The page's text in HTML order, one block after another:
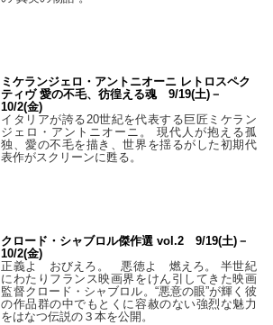
ミケランジェロ・アントニオーニ レトロスペク
ティヴ 愛の不毛、彷徨える魂 9/19(土)－
10/2(金)
イタリアが誇る20世紀を代表する巨匠ミケラン
ジェロ・アントニオーニ。 現代人が抱える孤
独、愛の不毛を描き、世界を揺るがした初期代
表作がスクリーンに甦る。
クロード・シャブロル傑作選 vol.2 9/19(土)－
10/2(金)
正義よ おびえろ。 悪徳よ 燃えろ。 半世紀
にわたりフランス映画界をけん引してきた映画
監督クロード・シャブロル。“悪意の眼”が輝く彼
の作品群の中でもとくに容赦のない強烈な魅力
をはなつ伝説の３本を公開。